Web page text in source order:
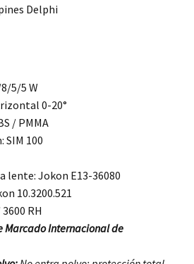
Delphi
5/5 W
0-20°
/ PMMA
100
lente: Jokon E13-36080
10.3200.521
RH
Marcado Internacional de